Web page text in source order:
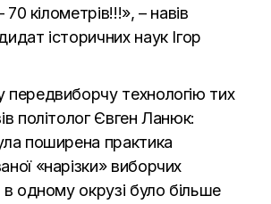
70 кілометрів!!!», – навів
історичних наук Ігор
технологію тих
політолог Євген Ланюк:
поширена практика
«нарізки» виборчих
в одному окрузі було більше